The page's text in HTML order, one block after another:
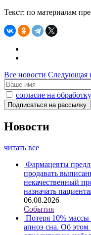
Текст: по материалам
Все новости Следующая
согласие на
Новости
читать все
Фармацевты
продавать
некачественный
назначать
06.08.2026
События
Потеря 10% массы
апноэ сна. Об